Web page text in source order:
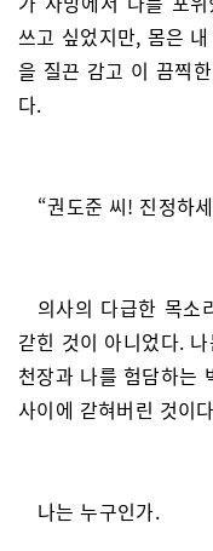
쓰고 싶었지만, 몸은
을 질끈 감고 이 끔찍
다.
“권도준 씨! 진정하
의사의 다급한 목소
갇힌 것이 아니었다.
천장과 나를 험담하는
사이에 갇혀버린 것이
나는 누구인가.